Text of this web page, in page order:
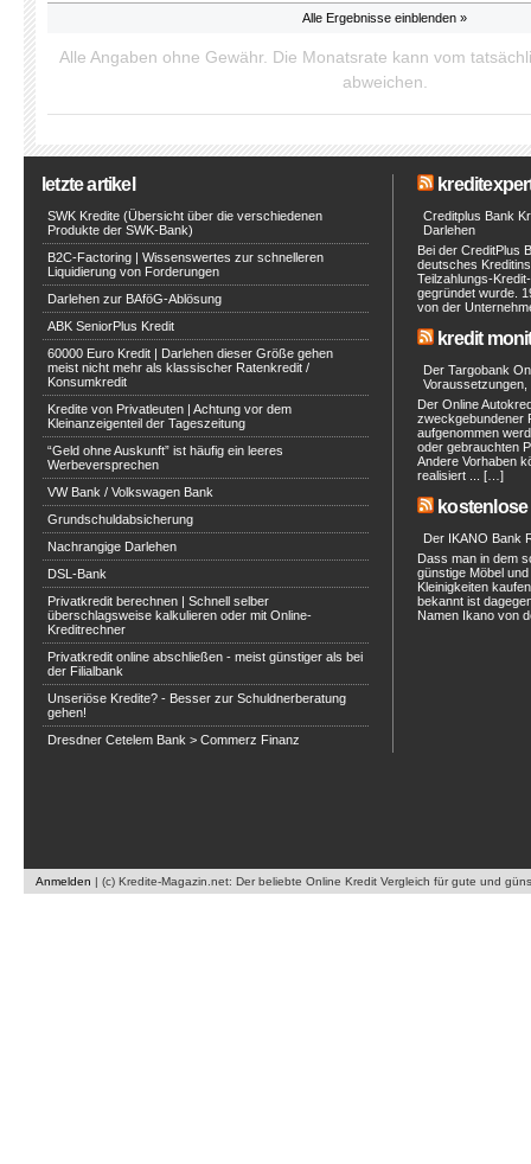
Alle Ergebnisse einblenden »
Alle Angaben ohne Gewähr. Die Monatsrate kann vom
abweichen.
letzte artikel
SWK Kredite (Übersicht über die verschiedenen
Produkte der SWK-Bank)
B2C-Factoring | Wissenswertes zur schnelleren
Liquidierung von Forderungen
Darlehen zur BAföG-Ablösung
ABK SeniorPlus Kredit
60000 Euro Kredit | Darlehen dieser Größe gehen
meist nicht mehr als klassischer Ratenkredit /
Konsumkredit
Kredite von Privatleuten | Achtung vor dem
Kleinanzeigenteil der Tageszeitung
“Geld ohne Auskunft” ist häufig ein leeres
Werbeversprechen
VW Bank / Volkswagen Bank
Grundschuldabsicherung
Nachrangige Darlehen
DSL-Bank
Privatkredit berechnen | Schnell selber
überschlagsweise kalkulieren oder mit Online-
Kreditrechner
Privatkredit online abschließen - meist günstiger als bei
der Filialbank
Unseriöse Kredite? - Besser zur Schuldnerberatung
gehen!
Dresdner Cetelem Bank > Commerz Finanz
Creditplus Bank
Darlehen
Bei der CreditPlus
deutsches
Teilzahlungs-
gegründet wurde.
von der
kredit
Der Targobank
Voraussetzungen,
Der Online
zweckgebundener
aufgenommen
oder gebrauchten
Andere Vorhaben
realisiert ... […]
Der IKANO Bank
Dass man in dem
günstige Möbel
Kleinigkeiten
bekannt ist
Namen Ikano von
Anmelden | (c) Kredite-Magazin.net: Der beliebte Online Kredit Vergleich für gute und